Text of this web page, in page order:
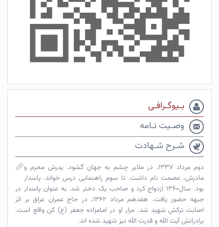
بـیوگـرافـی
وصـیت نـامه
شـرح شـهادت
دوم مرداد ۱۳۳۷، در ملایر چشم به جهان گشود. پدرش محرم و
مادرش، عصمت نام داشت. تا سوم راهنمایی درس خواند. پاسدار
بود. سال۱۳۶۰ ازدواج کرد و صاحب یک دختر شد. به عنوان پاسدار در
جبهه حضور یافت. هفدهم مرداد ۱۳۶۲، در حاج عمران عراق بر اثر
اصابت ترکش شهید شد. مزار او در امامزاده جعفر (ع) کن واقع است.
برادرانش آیت الله و قدرت الله نیز شهید شده اند.